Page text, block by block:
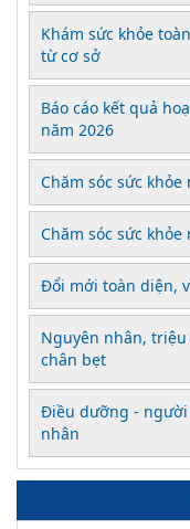
Khám sức khỏe
từ cơ sở
Báo cáo kết quả
năm 2026
Chăm sóc sức
Chăm sóc sức
Đổi mới toàn diện,
Nguyên nhân,
chân bẹt
Điều dưỡng -
nhân